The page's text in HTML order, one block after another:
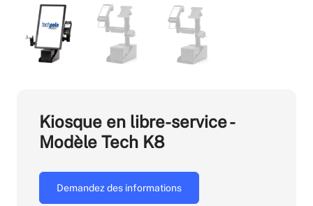
Kiosque en libre-service -
Modèle Tech K8
Demandez des informations